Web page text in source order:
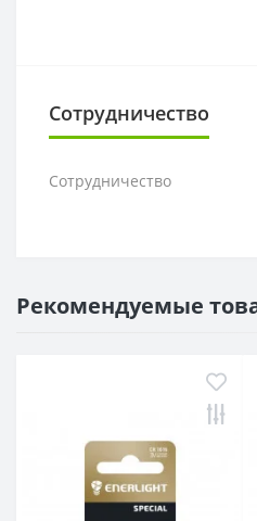
Сотрудничество
Сотрудничество
Рекомендуемые